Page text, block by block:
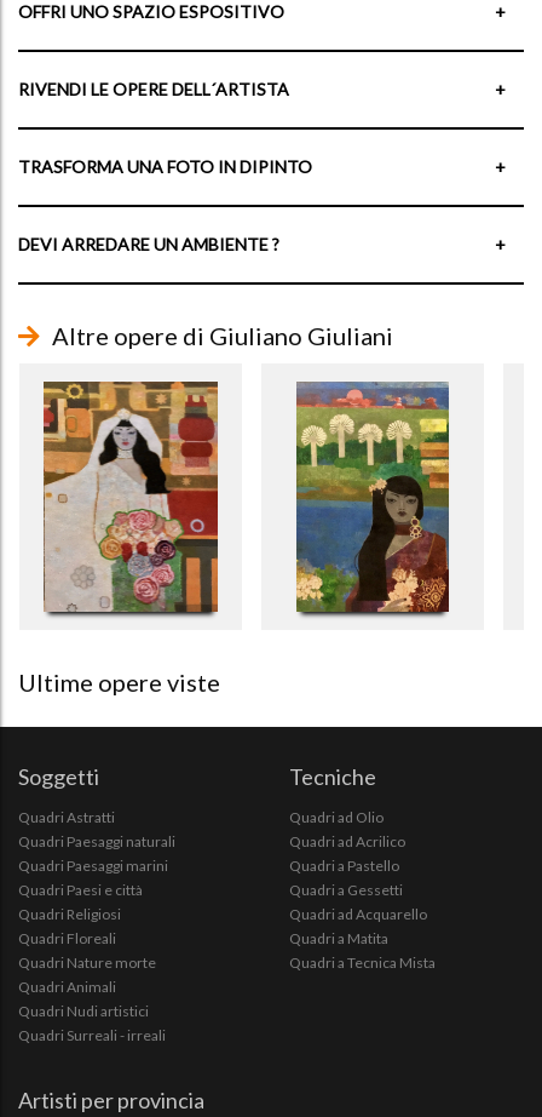
OFFRI UNO SPAZIO ESPOSITIVO +
RIVENDI LE OPERE DELL´ARTISTA +
TRASFORMA UNA FOTO IN DIPINTO +
DEVI ARREDARE UN AMBIENTE ? +
Altre opere di Giuliano Giuliani
Ultime opere viste
Soggetti
Quadri Astratti
Quadri Paesaggi naturali
Quadri Paesaggi marini
Quadri Paesi e città
Quadri Religiosi
Quadri Floreali
Quadri Nature morte
Quadri Animali
Quadri Nudi artistici
Quadri Surreali - irreali
Tecniche
Quadri ad Olio
Quadri ad Acrilico
Quadri a Pastello
Quadri a Gessetti
Quadri ad Acquarello
Quadri a Matita
Quadri a Tecnica Mista
Artisti per provincia